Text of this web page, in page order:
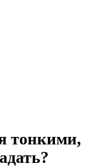
тонкими,